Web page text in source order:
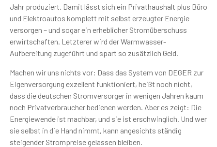
Jahr produziert. Damit lässt sich ein Privathaushalt plus Büro
und Elektroautos komplett mit selbst erzeugter Energie
versorgen – und sogar ein erheblicher Stromüberschuss
erwirtschaften. Letzterer wird der Warmwasser-
Aufbereitung zugeführt und spart so zusätzlich Geld.
Machen wir uns nichts vor: Dass das System von DEGER zur
Eigenversorgung exzellent funktioniert, heißt noch nicht,
dass die deutschen Stromversorger in wenigen Jahren kaum
noch Privatverbraucher bedienen werden. Aber es zeigt: Die
Energiewende ist machbar, und sie ist erschwinglich. Und wer
sie selbst in die Hand nimmt, kann angesichts ständig
steigender Strompreise gelassen bleiben.